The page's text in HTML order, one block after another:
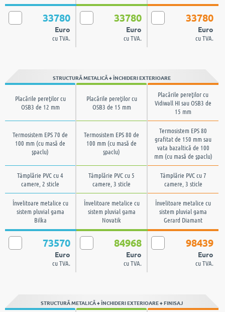
33780
Euro
cu TVA.
33780
Euro
cu TVA.
33780
Euro
cu TVA.
STRUCTURĂ METALICĂ + ÎNCHIDERI EXTERIOARE
Placările pereţilor cu
OSB3 de 12 mm
Placările pereţilor cu
OSB3 de 15 mm
Placările pereţilor cu
Vidiwall HI sau OSB3 de
15 mm
Termosistem EPS 70 de
100 mm (cu masă de
şpaclu)
Termosistem EPS 80 de
100 mm (cu masă de
şpaclu)
Termosistem EPS 80
grafitat de 150 mm sau
vata bazaltică de 100
mm (cu masă de şpaclu)
Tâmplărie PVC cu 4
camere, 2 sticle
Tâmplărie PVC cu 5
camere, 3 sticle
Tâmplărie PVC cu 7
camere, 3 sticle
Învelitoare metalice cu
sistem pluvial gama
Bilka
Învelitoare metalice cu
sistem pluvial gama
Novatik
Învelitoare metalice cu
sistem pluvial gama
Gerard Diamant
73570
Euro
cu TVA.
84968
Euro
cu TVA.
98439
Euro
cu TVA.
STRUCTURĂ METALICĂ + ÎNCHIDERI EXTERIOARE + FINISAJ